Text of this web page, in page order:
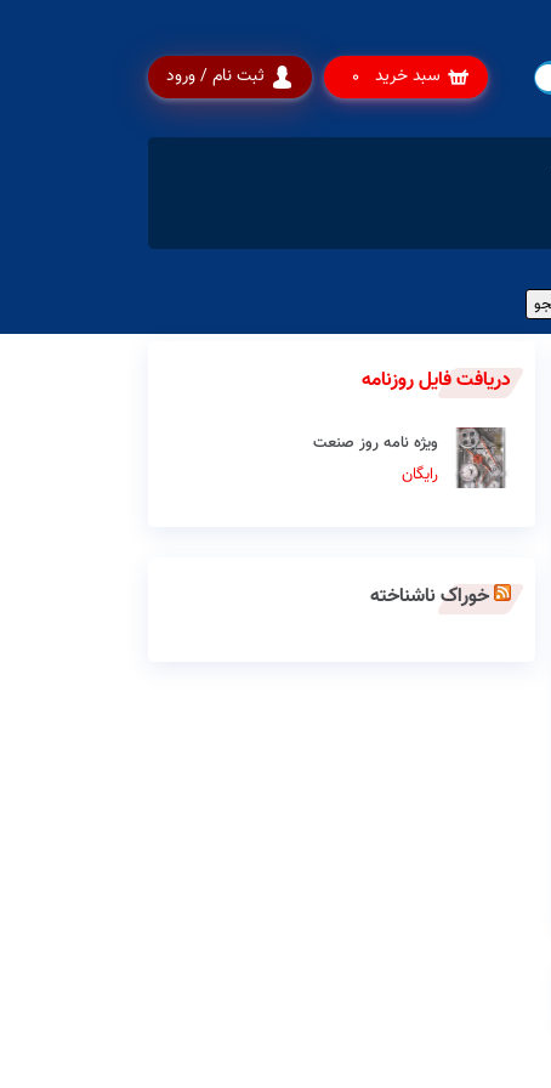
ثبت نام / ورود سبد خرید 0
دریافت فایل روزنامه
ویژه نامه روز صنعت
رایگان
خوراک ناشناخته